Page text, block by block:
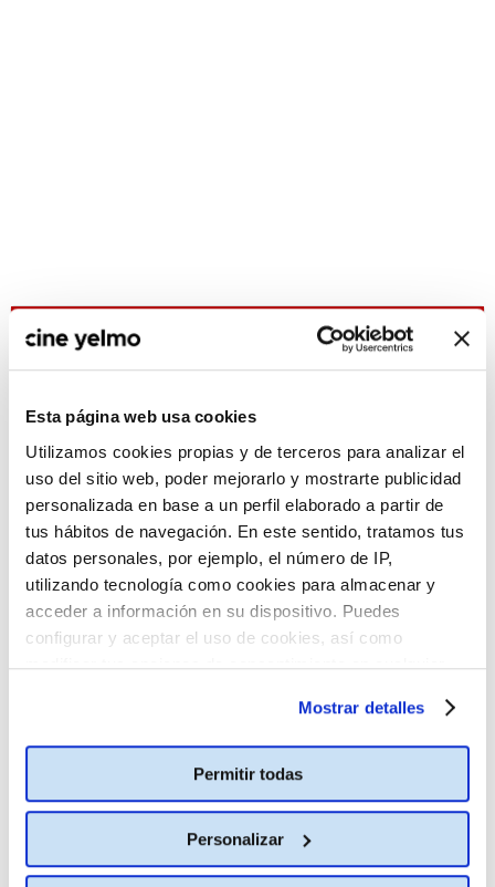
Esta página web usa cookies
Utilizamos cookies propias y de terceros para analizar el
uso del sitio web, poder mejorarlo y mostrarte publicidad
personalizada en base a un perfil elaborado a partir de
tus hábitos de navegación. En este sentido, tratamos tus
datos personales, por ejemplo, el número de IP,
utilizando tecnología como cookies para almacenar y
acceder a información en su dispositivo. Puedes
configurar y aceptar el uso de cookies, así como
modificar tus opciones de consentimiento en cualquier
Mostrar detalles
Permitir todas
Personalizar
CONSULTA MÁS HORARIOS
La Vaguada
Plaza Norte 2
TresAguas
14 noviembre
Ideal
CA FRANCÉS SUBTITULADO EN ESPAÑOL (VOSE)
CA FRANCÉS SUBTITULADO EN ESPAÑOL (VOSE)
Plaza Norte 2